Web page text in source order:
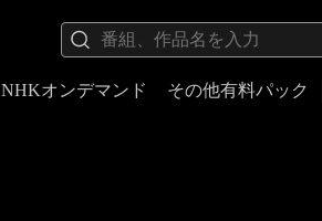
NHKオンデマンド その他有料パック